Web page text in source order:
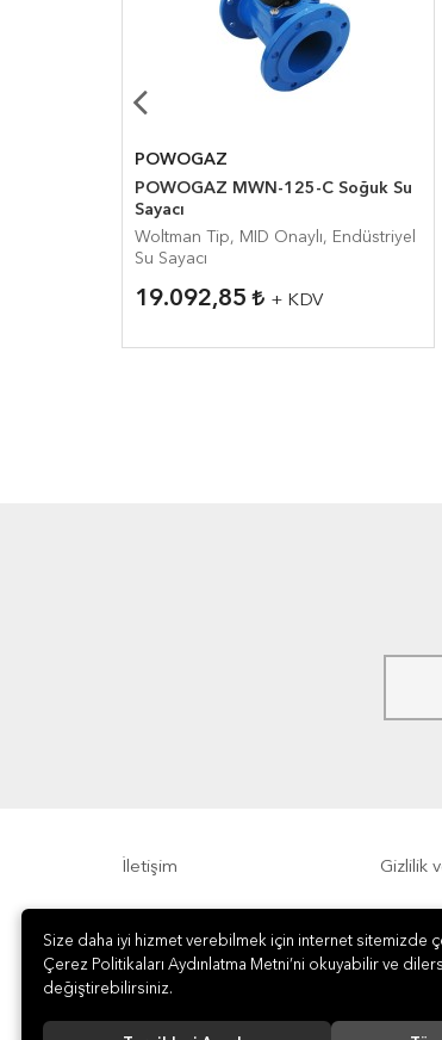
POWOGAZ
POWOGAZ MWN-125-C Soğuk Su
Sayacı
Woltman Tip, MID Onaylı, Endüstriyel
Su Sayacı
19.092,85 + KDV
İletişim Gizlilik
Sıkça Sorulan Sorular
Size daha iyi hizmet verebilmek için internet sitemizde
Çerez Politikaları Aydınlatma Metni’ni okuyabilir ve
değiştirebilirsiniz.